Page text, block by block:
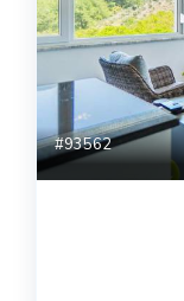
#93562